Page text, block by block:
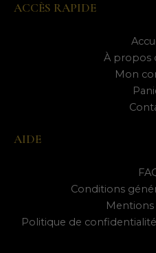
ACCÈS RAPIDE
À propos
Mon
AIDE
Conditions
Mentions
Politique de